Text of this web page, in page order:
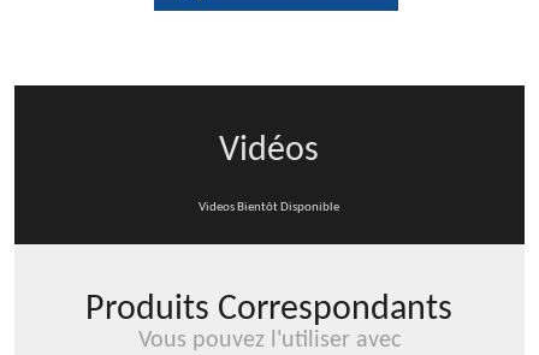
Vidéos
Videos Bientôt Disponible
Produits Correspondants
Vous pouvez l'utiliser avec